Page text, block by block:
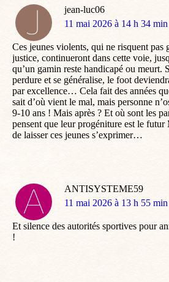
jean-luc06
dit
11 mai 2026 à 14 h 34 min
Ces jeunes violents, qui ne risquent pas
justice, continueront dans cette voie,
qu’un gamin reste handicapé ou meurt.
perdure et se généralise, le foot
par excellence… Cela fait des années
sait d’où vient le mal, mais personne
9-10 ans ! Mais après ? Et où sont les
pensent que leur progéniture est le futur
de laisser ces jeunes s’exprimer…
ANTISYSTEME59
dit
11 mai 2026 à 13 h 55 min
Et silence des autorités sportives pour
!